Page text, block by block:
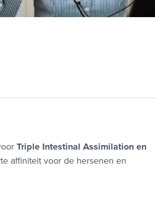
Triple Intestinal Assimilation en
affiniteit voor de hersenen en